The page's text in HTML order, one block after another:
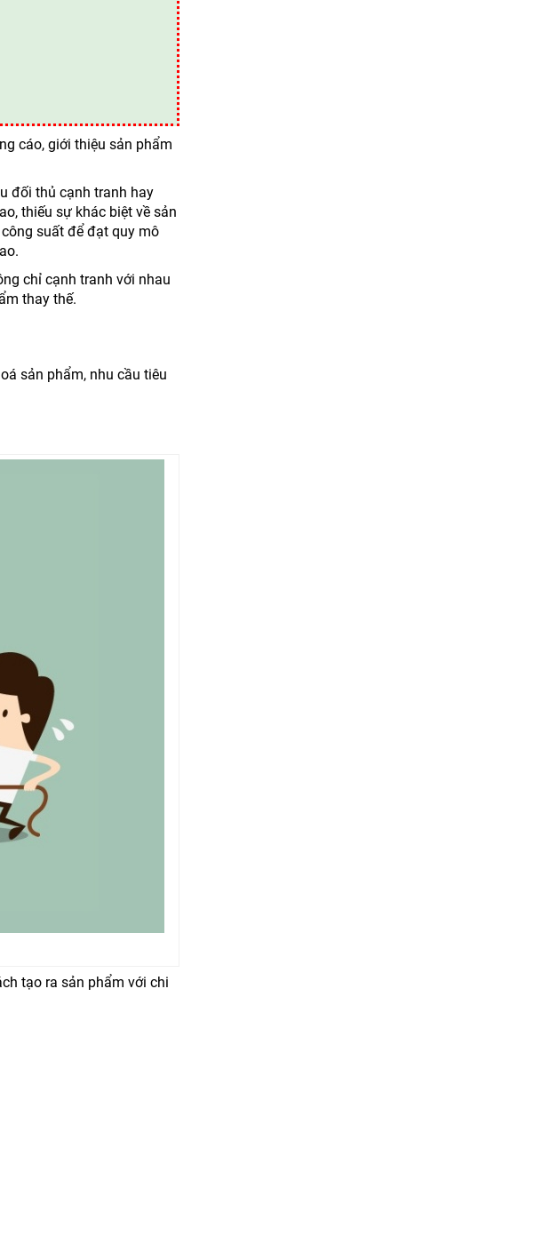
cáo, giới thiệu sản phẩm
đối thủ cạnh tranh hay
thiếu sự khác biệt về sản
suất để đạt quy mô
chỉ cạnh tranh với nhau
thay thế.
sản phẩm, nhu cầu tiêu
tạo ra sản phẩm với chi